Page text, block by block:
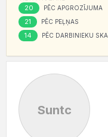
20 PĒC APGROZĪJUMA
21 PĒC PEĻŅAS
14 PĒC DARBINIEKU
Suntc